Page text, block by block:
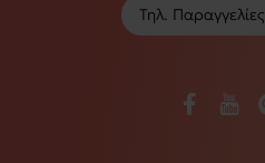
Τηλ. Παραγγελίες